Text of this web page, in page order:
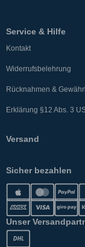
Service & Hilfe
Kontakt
Widerrufsbelehrung
Rücknahmen &
Erklärung §12 Abs. 3
Versand
Sicher bezahlen
Unser